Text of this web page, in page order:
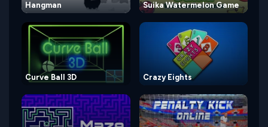
Hangman Suika Watermelon Game
Curve Ball 3D Crazy Eights